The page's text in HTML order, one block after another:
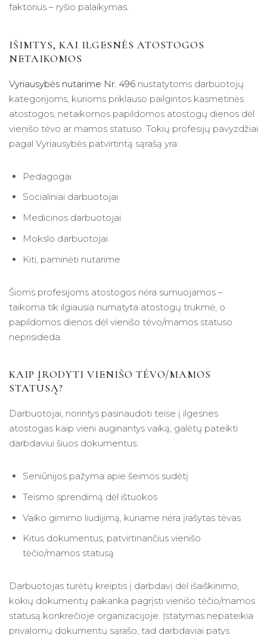
faktorius – ryšio palaikymas.
IŠIMTYS, KAI ILGESNĖS ATOSTOGOS
NETAIKOMOS
Vyriausybės nutarime Nr. 496 nustatytoms darbuotojų
kategorijoms, kurioms priklauso pailgintos kasmetinės
atostogos, netaikomos papildomos atostogų dienos dėl
vienišo tėvo ar mamos statuso. Tokių profesijų pavyzdžiai
pagal Vyriausybės patvirtintą sąrašą yra:
Pedagogai
Socialiniai darbuotojai
Medicinos darbuotojai
Mokslo darbuotojai
Kiti, paminėti nutarime
Šioms profesijoms atostogos nėra sumuojamos –
taikoma tik ilgiausia numatyta atostogų trukmė, o
papildomos dienos dėl vienišo tėvo/mamos statuso
neprisideda.
KAIP ĮRODYTI VIENIŠO TĖVO/MAMOS
STATUSĄ?
Darbuotojai, norintys pasinaudoti teise į ilgesnes
atostogas kaip vieni auginantys vaiką, galėtų pateikti
darbdaviui šiuos dokumentus:
Seniūnijos pažyma apie šeimos sudėtį
Teismo sprendimą dėl ištuokos
Vaiko gimimo liudijimą, kuriame nėra įrašytas tėvas
Kitus dokumentus, patvirtinančius vienišo
tėčio/mamos statusą
Darbuotojas turėtų kreiptis į darbdavį dėl išaiškinimo,
kokių dokumentų pakanka pagrįsti vienišo tėčio/mamos
statusą konkrečioje organizacijoje. Įstatymas nepateikia
privalomų dokumentų sąrašo, tad darbdaviai patys